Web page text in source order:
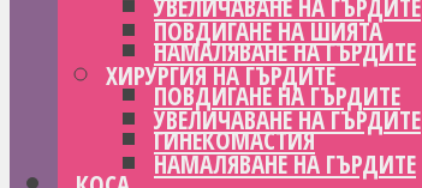
УВЕЛИЧАВАНЕ НА ГЪРДИТЕ
НАМАЛЯВАНЕ НА ГЪРДИТЕ
ПОВДИГАНЕ НА ГЪРДИТЕ
ГИНЕКОМАСТИЯ
ПОВДИГАНЕ НА ШИЯТА
ХИРУРГИЯ НА ГЪРДИТЕ
УВЕЛИЧАВАНЕ НА ГЪРДИТЕ
НАМАЛЯВАНЕ НА ГЪРДИТЕ